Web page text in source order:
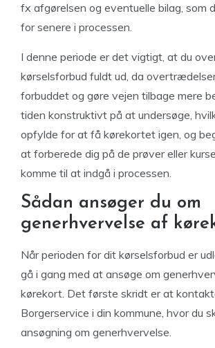
fx afgørelsen og eventuelle bilag, som
for senere i processen.
I denne periode er det vigtigt, at du
kørselsforbud fuldt ud, da
forbuddet og gøre vejen tilbage mere
tiden konstruktivt på at undersøge,
opfylde for at få kørekortet igen, og
at forberede dig på de prøver eller
komme til at indgå i processen.
Sådan ansøger du om
generhvervelse af
Når perioden for dit kørselsforbud er
gå i gang med at ansøge om
kørekort. Det første skridt er at
Borgerservice i din kommune, hvor du
ansøgning om generhvervelse.